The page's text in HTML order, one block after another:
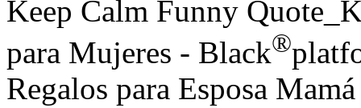
Keep Calm Funny
para Mujeres - Black®
Regalos para Esposa